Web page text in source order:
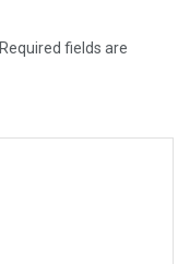
Required fields are